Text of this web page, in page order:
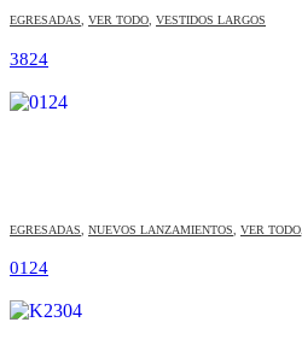
EGRESADAS VER TODO VESTIDOS LARGOS
3824
Este producto tiene múltiples variantes. Las opciones se pueden elegir en la página de producto
EGRESADAS NUEVOS LANZAMIENTOS VER TODO
0124
Este producto tiene múltiples variantes. Las opciones se pueden elegir en la página de producto